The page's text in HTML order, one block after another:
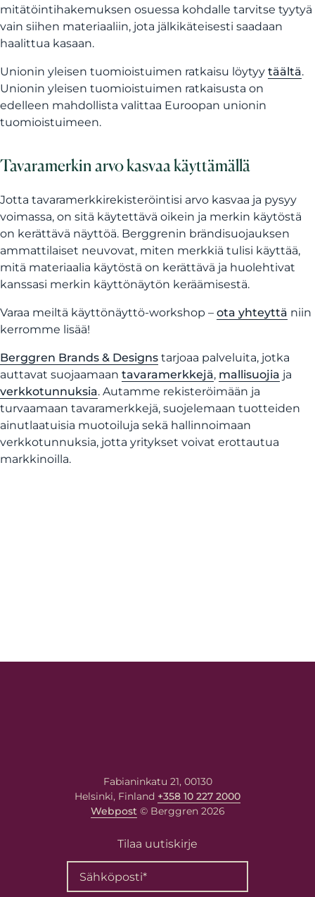
mitätöintihakemuksen osuessa kohdalle tarvitse tyytyä
vain siihen materiaaliin, jota jälkikäteisesti saadaan
haalittua kasaan.
Unionin yleisen tuomioistuimen ratkaisu löytyy täältä.
Unionin yleisen tuomioistuimen ratkaisusta on
edelleen mahdollista valittaa Euroopan unionin
tuomioistuimeen.
Tavaramerkin arvo kasvaa käyttämällä
Jotta tavaramerkkirekisteröintisi arvo kasvaa ja pysyy
voimassa, on sitä käytettävä oikein ja merkin käytöstä
on kerättävä näyttöä. Berggrenin brändisuojauksen
ammattilaiset neuvovat, miten merkkiä tulisi käyttää,
mitä materiaalia käytöstä on kerättävä ja huolehtivat
kanssasi merkin käyttönäytön keräämisestä.
Varaa meiltä käyttönäyttö-workshop – ota yhteyttä niin
kerromme lisää!
Berggren Brands & Designs tarjoaa palveluita, jotka
auttavat suojaamaan tavaramerkkejä, mallisuojia ja
verkkotunnuksia. Autamme rekisteröimään ja
turvaamaan tavaramerkkejä, suojelemaan tuotteiden
ainutlaatuisia muotoiluja sekä hallinnoimaan
verkkotunnuksia, jotta yritykset voivat erottautua
markkinoilla.
Fabianinkatu 21, 00130
Helsinki, Finland +358 10 227 2000
Webpost© Berggren 2026
Tilaa uutiskirje